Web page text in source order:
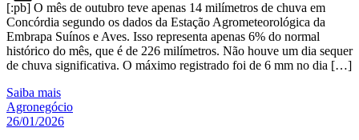
[:pb] O mês de outubro teve apenas 14 milímetros de chuva em
Concórdia segundo os dados da Estação Agrometeorológica da
Embrapa Suínos e Aves. Isso representa apenas 6% do normal
histórico do mês, que é de 226 milímetros. Não houve um dia sequer
de chuva significativa. O máximo registrado foi de 6 mm no dia […]
Saiba mais
Agronegócio
26/01/2026